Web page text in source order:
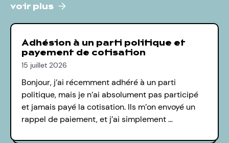
voir plus
Adhésion à un parti politique et
payement de cotisation
15 juillet 2026
Bonjour, j’ai récemment adhéré à un parti
politique, mais je n’ai absolument pas participé
et jamais payé la cotisation. Ils m’on envoyé un
rappel de paiement, et j’ai simplement …